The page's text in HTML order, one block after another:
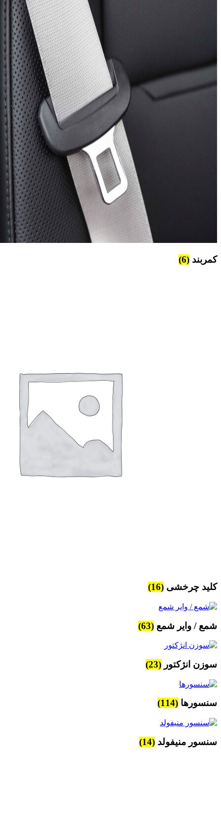
کمربند (6)
کلید چرخشی (16)
شمع / وایر شمع (63)
سوزن انژکتور (23)
سنسورها (114)
سنسور منیفولد (14)